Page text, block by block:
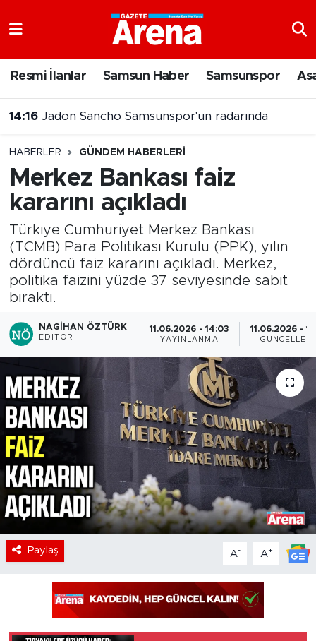
Resmi İlanlar Samsun Haber Samsunspor
HABERLER GÜNDEM HABERLERI
Merkez Bankası faiz
kararını açıkladı
Türkiye Cumhuriyet Merkez Bankası
(TCMB) Para Politikası Kurulu (PPK), yılın
dördüncü faiz kararını açıkladı. Merkez,
politika faizini yüzde 37 seviyesinde sabit
bıraktı.
NAGIHAN ÖZTÜRK
EDITÖR
11.06.2026 - 14:03
YAYINLANMA
11.06.2026 -
Paylaş A- A+
Samsun Namaz Vakitleri
Süper Lig Puan Durumu ve Fikstür
Tüm Manşetler
Son Dakika Haberleri
Haber Arşivi